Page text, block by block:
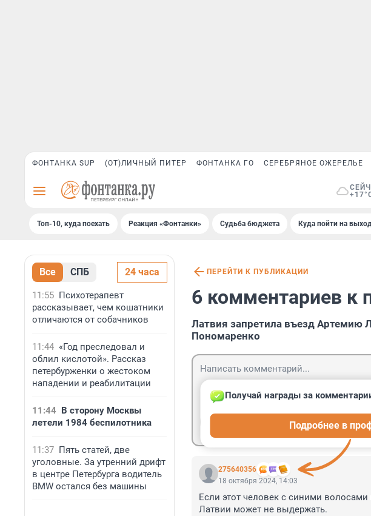
ФОНТАНКА SUP (ОТ)ЛИЧНЫЙ ПИТЕР ФОНТАНКА ГО СЕРЕБРЯНОЕ ОЖЕРЕЛЬЕ
Топ-10, куда поехать Реакция «Фонтанки» Судьба бюджета Куда пойти на
Все СПБ 24 часа
11:55 Психотерапевт
рассказывает, чем кошатники
отличаются от собачников
11:44 «Год преследовал и
облил кислотой». Рассказ
петербурженки о жестоком
нападении и реабилитации
11:44 В сторону Москвы
летели 1984 беспилотника
11:37 Пять статей, две
уголовные. За утренний дрифт
в центре Петербурга водитель
BMW остался без машины
ПЕРЕЙТИ К ПУБЛИКАЦИИ
6 комментариев к
Латвия запретила въезд Артемию
Пономаренко
275640356
Получай награды за
Подробнее в
18 октября 2024, 14:03
Если этот человек с синими волосами
Латвии может не выдержать.